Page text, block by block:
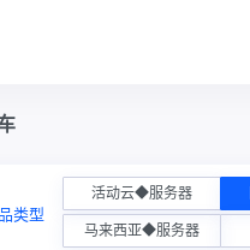
类型
活动云◆服务器
马来西亚◆服务器